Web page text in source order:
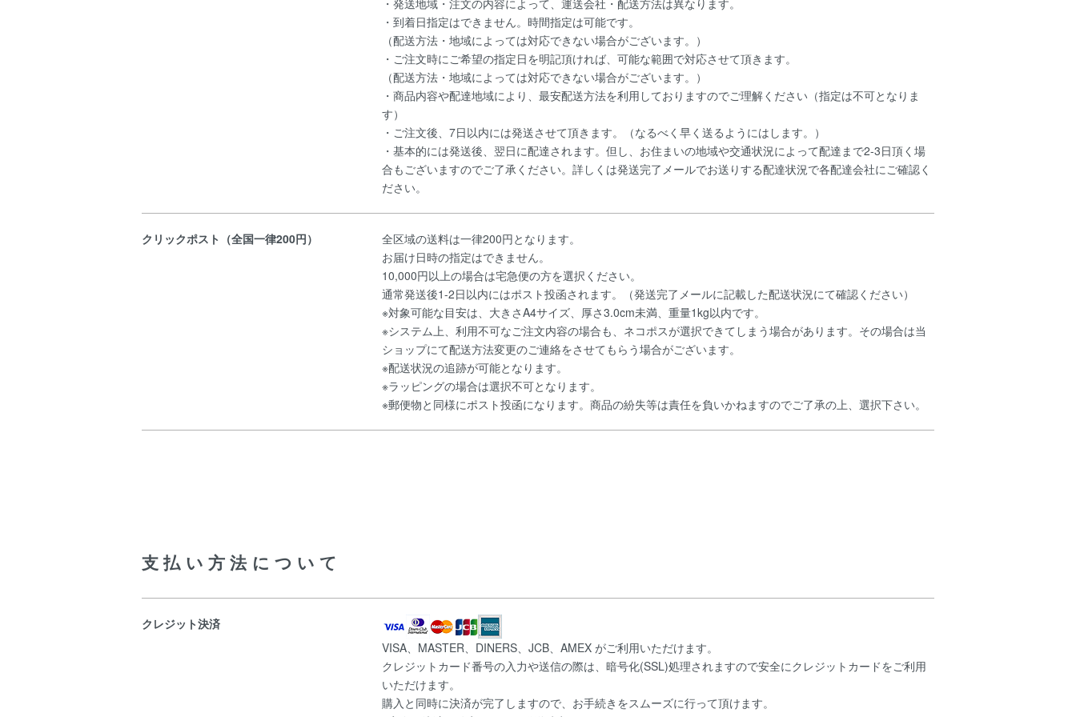
・発送地域・注文の内容によって、運送会社・配送方法は異なります。
・到着日指定はできません。時間指定は可能です。
（配送方法・地域によっては対応できない場合がございます。）
・ご注文時にご希望の指定日を明記頂ければ、可能な範囲で対応させて頂きます。
（配送方法・地域によっては対応できない場合がございます。）
・商品内容や配達地域により、最安配送方法を利用しておりますのでご理解ください（指定は不可となりま
す）
・ご注文後、7日以内には発送させて頂きます。（なるべく早く送るようにはします。）
・基本的には発送後、翌日に配達されます。但し、お住まいの地域や交通状況によって配達まで2-3日頂く場
合もございますのでご了承ください。詳しくは発送完了メールでお送りする配達状況で各配達会社にご確認く
ださい。
クリックポスト（全国一律200円）
全区域の送料は一律200円となります。
お届け日時の指定はできません。
10,000円以上の場合は宅急便の方を選択ください。
通常発送後1-2日以内にはポスト投函されます。（発送完了メールに記載した配送状況にて確認ください）
※対象可能な目安は、大きさA4サイズ、厚さ3.0cm未満、重量1kg以内です。
※システム上、利用不可なご注文内容の場合も、ネコポスが選択できてしまう場合があります。その場合は当
ショップにて配送方法変更のご連絡をさせてもらう場合がございます。
※配送状況の追跡が可能となります。
※ラッピングの場合は選択不可となります。
※郵便物と同様にポスト投函になります。商品の紛失等は責任を負いかねますのでご了承の上、選択下さい。
支払い方法について
クレジット決済
VISA、MASTER、DINERS、JCB、AMEX がご利用いただけます。
クレジットカード番号の入力や送信の際は、暗号化(SSL)処理されますので安全にクレジットカードをご利用
いただけます。
購入と同時に決済が完了しますので、お手続きをスムーズに行って頂けます。